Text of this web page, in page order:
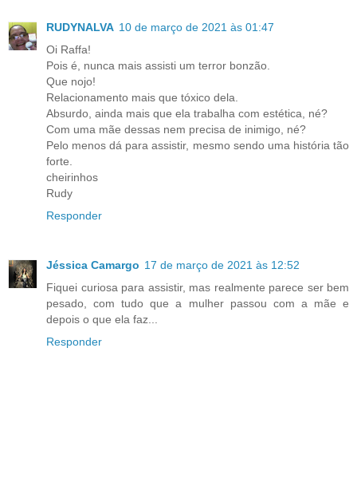
RUDYNALVA 10 de março de 2021 às 01:47
Oi Raffa!
Pois é, nunca mais assisti um terror bonzão.
Que nojo!
Relacionamento mais que tóxico dela.
Absurdo, ainda mais que ela trabalha com estética, né?
Com uma mãe dessas nem precisa de inimigo, né?
Pelo menos dá para assistir, mesmo sendo uma história tão
forte.
cheirinhos
Rudy
Responder
Jéssica Camargo 17 de março de 2021 às 12:52
Fiquei curiosa para assistir, mas realmente parece ser bem
pesado, com tudo que a mulher passou com a mãe e
depois o que ela faz...
Responder